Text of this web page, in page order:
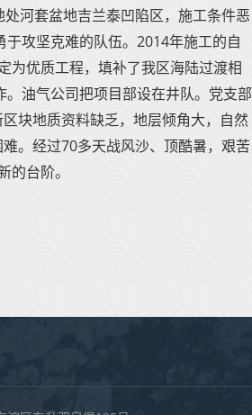
河套盆地吉兰泰凹陷区，施工条件恶
攻坚克难的队伍。2014年施工的自
为优质工程，填补了我区海陆过渡相
油气公司把项目部设在井队。党支部
块地质资料缺乏，地层倾角大，自然
。经过70多天战风沙、顶酷暑，艰苦
的台阶。